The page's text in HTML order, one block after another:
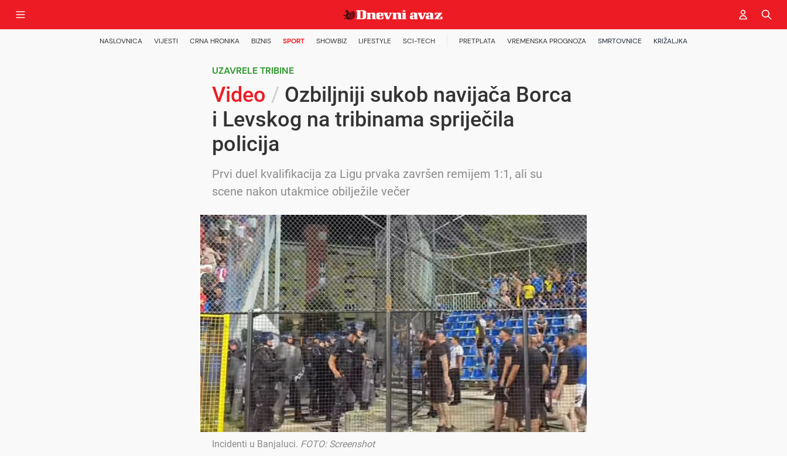
NASLOVNICA VIJESTI CRNA HRONIKA BIZNIS SPORT SHOWBIZ LIFESTYLE SCI-TECH PRETPLATA VREMENSKA PROGNOZA SMRTOVNICE KRIŽALJKA
UZAVRELE TRIBINE
Video / Ozbiljniji sukob navijača Borca
i Levskog na tribinama spriječila
policija
Prvi duel kvalifikacija za Ligu prvaka završen remijem 1:1, ali su
scene nakon utakmice obilježile večer
Incidenti u Banjaluci. FOTO: Screenshot